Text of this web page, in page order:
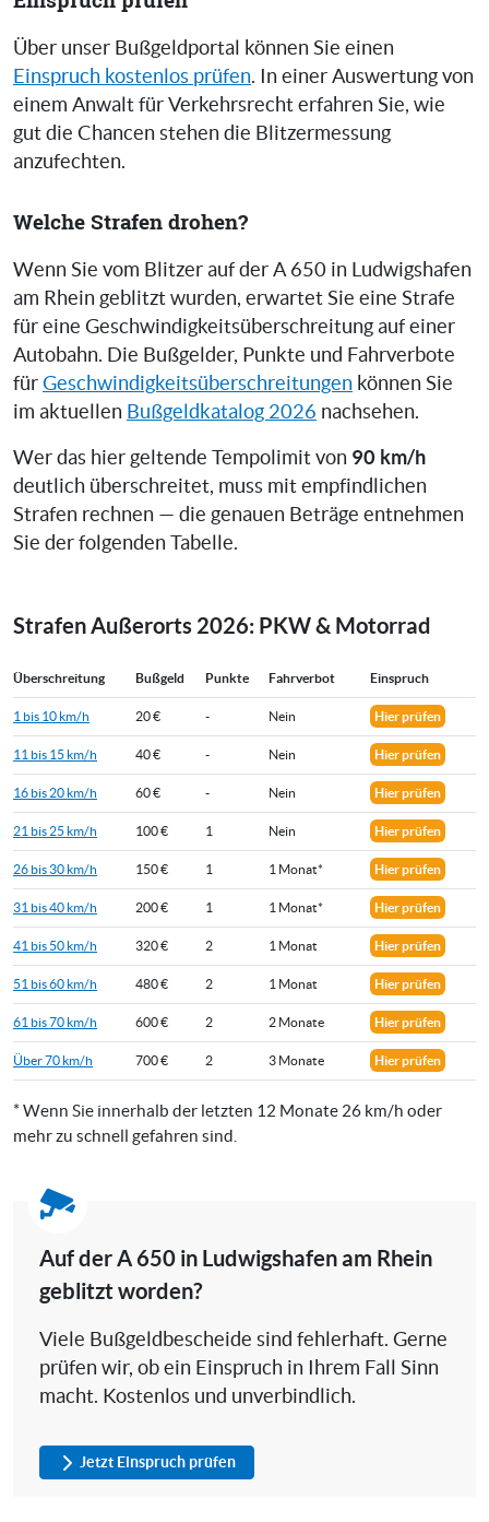
Über unser Bußgeldportal können Sie einen
Einspruch kostenlos prüfen. In einer Auswertung von
einem Anwalt für Verkehrsrecht erfahren Sie, wie
gut die Chancen stehen die Blitzermessung
anzufechten.
Welche Strafen drohen?
Wenn Sie vom Blitzer auf der A 650 in Ludwigshafen
am Rhein geblitzt wurden, erwartet Sie eine Strafe
für eine Geschwindigkeitsüberschreitung auf einer
Autobahn. Die Bußgelder, Punkte und Fahrverbote
für Geschwindigkeitsüberschreitungen können Sie
im aktuellen Bußgeldkatalog 2026 nachsehen.
Wer das hier geltende Tempolimit von 90 km/h
deutlich überschreitet, muss mit empfindlichen
Strafen rechnen — die genauen Beträge entnehmen
Sie der folgenden Tabelle.
Strafen Außerorts 2026: PKW & Motorrad
Überschreitung Bußgeld Punkte Fahrverbot Einspruch
1 bis 10 km/h 20 € - Nein Hier prüfen
11 bis 15 km/h 40 € - Nein Hier prüfen
16 bis 20 km/h 60 € - Nein Hier prüfen
21 bis 25 km/h 100 € 1 Nein Hier prüfen
26 bis 30 km/h 150 € 1 1 Monat* Hier prüfen
31 bis 40 km/h 200 € 1 1 Monat* Hier prüfen
41 bis 50 km/h 320 € 2 1 Monat Hier prüfen
51 bis 60 km/h 480 € 2 1 Monat Hier prüfen
61 bis 70 km/h 600 € 2 2 Monate Hier prüfen
Über 70 km/h 700 € 2 3 Monate Hier prüfen
* Wenn Sie innerhalb der letzten 12 Monate 26 km/h oder
mehr zu schnell gefahren sind.
Auf der A 650 in Ludwigshafen am Rhein
geblitzt worden?
Viele Bußgeldbescheide sind fehlerhaft. Gerne
prüfen wir, ob ein Einspruch in Ihrem Fall Sinn
macht. Kostenlos und unverbindlich.
Jetzt Einspruch prüfen